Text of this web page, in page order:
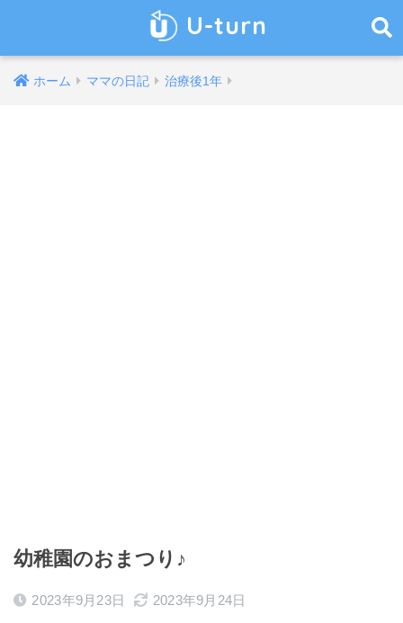
U-turn
ホーム ママの日記 治療後1年
幼稚園のおまつり♪
2023年9月23日 2023年9月24日